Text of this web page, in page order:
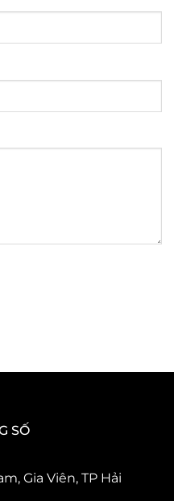
SỐ
Gia Viên, TP Hải